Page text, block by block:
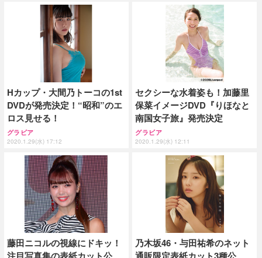
Hカップ・大間乃トーコの1st
DVDが発売決定！“昭和”のエ
ロス見せる！
グラビア
2020.1.29(水) 17:12
セクシーな水着姿も！加藤里
保菜イメージDVD『りほなと
南国女子旅』発売決定
グラビア
2020.1.29(水) 12:11
藤田ニコルの視線にドキッ！
乃木坂46・与田祐希のネット